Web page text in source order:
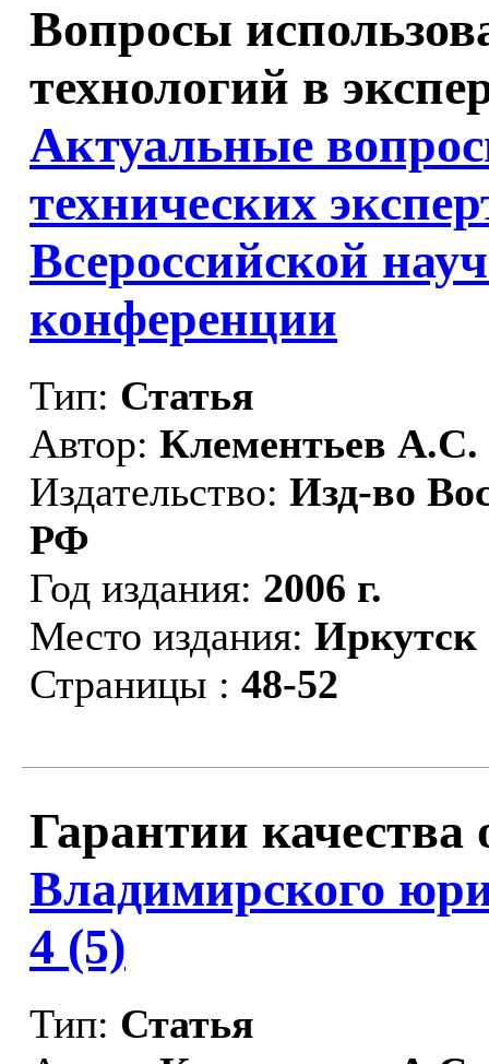
Вопросы
технологий в
Актуальные
технических
Всероссийской
конференции
Тип: Статья
Автор: Клементьев А.С.
Издательство: Изд-во
РФ
Год издания: 2006 г.
Место издания: Иркутск
Страницы : 48-52
Гарантии качества
Владимирского
4 (5)
Тип: Статья